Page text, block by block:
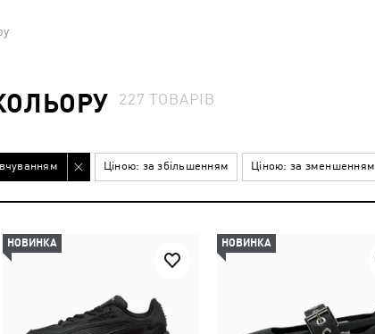
227ТОВАРІВ
Ціною: за збільшенням Ціною: за зменшенням
НОВИНКА НОВИНКА